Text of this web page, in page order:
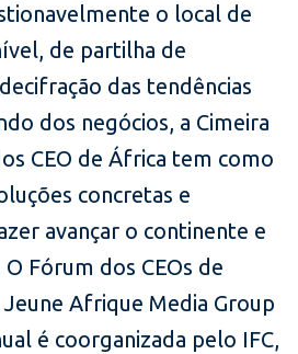
o local de
de partilha de
das tendências
dos negócios, a Cimeira
CEO de África tem como
concretas e
avançar o continente e
Fórum dos CEOs de
Afrique Media Group
é coorganizada pelo IFC,